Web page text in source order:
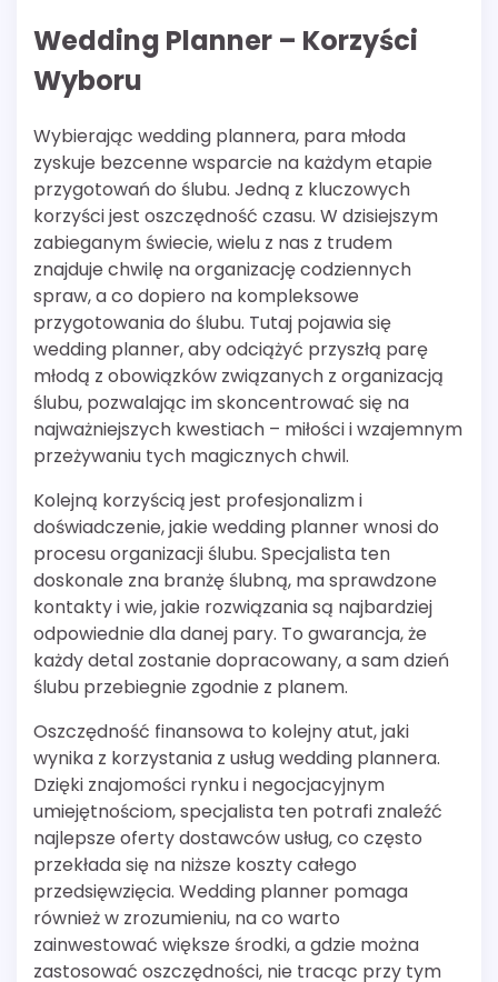
Wedding Planner – Korzyści
Wyboru
Wybierając wedding plannera, para młoda
zyskuje bezcenne wsparcie na każdym etapie
przygotowań do ślubu. Jedną z kluczowych
korzyści jest oszczędność czasu. W dzisiejszym
zabieganym świecie, wielu z nas z trudem
znajduje chwilę na organizację codziennych
spraw, a co dopiero na kompleksowe
przygotowania do ślubu. Tutaj pojawia się
wedding planner, aby odciążyć przyszłą parę
młodą z obowiązków związanych z organizacją
ślubu, pozwalając im skoncentrować się na
najważniejszych kwestiach – miłości i wzajemnym
przeżywaniu tych magicznych chwil.
Kolejną korzyścią jest profesjonalizm i
doświadczenie, jakie wedding planner wnosi do
procesu organizacji ślubu. Specjalista ten
doskonale zna branżę ślubną, ma sprawdzone
kontakty i wie, jakie rozwiązania są najbardziej
odpowiednie dla danej pary. To gwarancja, że
każdy detal zostanie dopracowany, a sam dzień
ślubu przebiegnie zgodnie z planem.
Oszczędność finansowa to kolejny atut, jaki
wynika z korzystania z usług wedding plannera.
Dzięki znajomości rynku i negocjacyjnym
umiejętnościom, specjalista ten potrafi znaleźć
najlepsze oferty dostawców usług, co często
przekłada się na niższe koszty całego
przedsięwzięcia. Wedding planner pomaga
również w zrozumieniu, na co warto
zainwestować większe środki, a gdzie można
zastosować oszczędności, nie tracąc przy tym